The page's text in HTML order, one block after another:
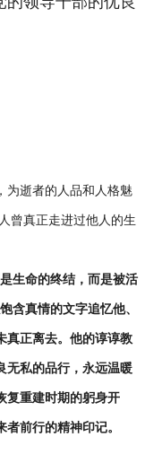
逝者的人品和人格魅
曾真正走进过他人的生
生命的终结，而是被活
含真情的文字追忆他、
真正离去。他的谆谆教
无私的品行，永远温暖
复重建时期的躬身开
前行的精神印记。